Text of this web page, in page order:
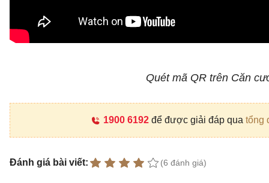
Quét mã QR trên Căn
1900 6192để được giải đáp qua tổng
Đánh giá bài viết: (6 đánh giá)